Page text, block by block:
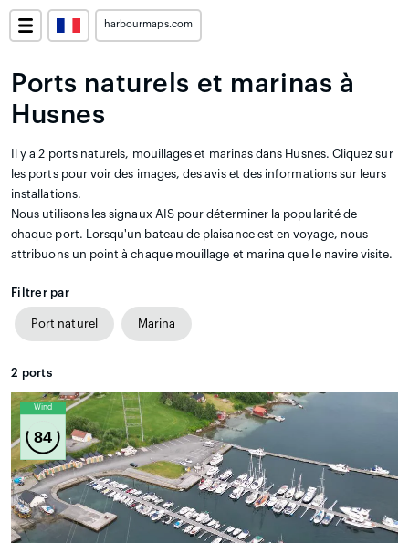
harbourmaps.com
Ports naturels et marinas à
Husnes
Il y a 2 ports naturels, mouillages et marinas dans Husnes. Cliquez sur
les ports pour voir des images, des avis et des informations sur leurs
installations.
Nous utilisons les signaux AIS pour déterminer la popularité de
chaque port. Lorsqu'un bateau de plaisance est en voyage, nous
attribuons un point à chaque mouillage et marina que le navire visite.
Filtrer par
Port naturel Marina
2 ports
Wind
84